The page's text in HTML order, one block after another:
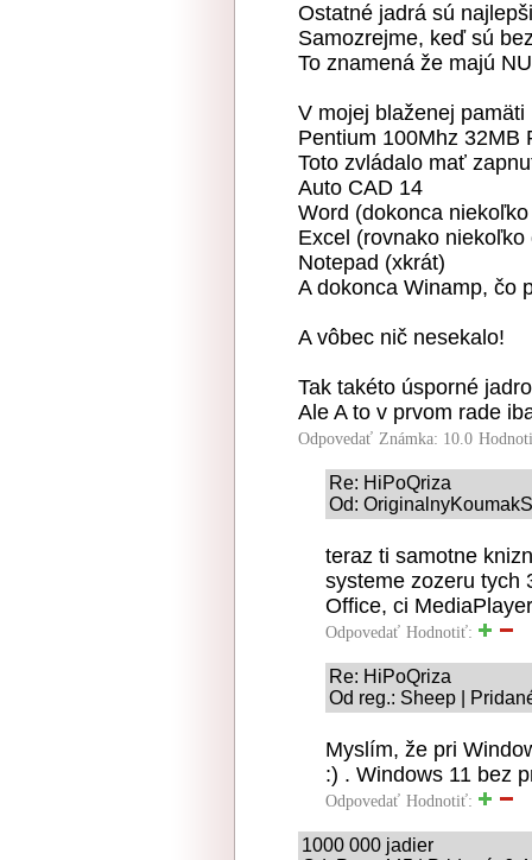
Ostatné jadrá sú
Samozrejme, keď sú
To znamená že majú
V mojej blaženej pamäti
Pentium 100Mhz 32MB
Toto zvládalo mať
Auto CAD 14
Word (dokonca
Excel (rovnako niekoľko
Notepad (xkrát)
A dokonca Winamp, čo
A vôbec nič nesekalo!
Tak takéto úsporné
Ale A to v prvom rade
Odpovedať Známka: 10.0
Re: HiPoQriza
Od:
teraz ti samotne
systeme zozeru tych
Office, ci
Odpovedať Hodnotiť:
Re: HiPoQriza
Od reg.: Sheep |
Myslím, že pri
:) . Windows 11 bez
Odpovedať Hodnotiť:
1000 000 jadier